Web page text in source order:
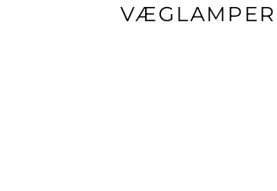
VÆGLAMPER